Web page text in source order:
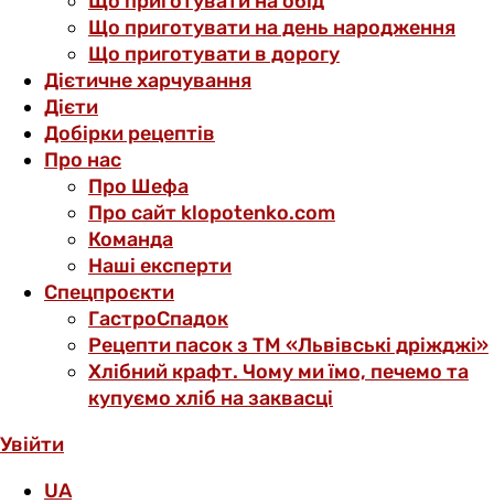
Що приготувати на день народження
Що приготувати в дорогу
Дієтичне харчування
Дієти
Добірки рецептів
Про нас
Про Шефа
Про сайт klopotenko.com
Команда
Наші експерти
Спецпроєкти
ГастроСпадок
Рецепти пасок з ТМ «Львівські дріжджі»
Хлібний крафт. Чому ми їмо, печемо та
купуємо хліб на заквасці
Увійти
UA